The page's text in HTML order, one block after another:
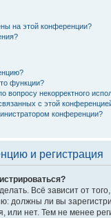
на этой конференции?
функции?
вопросу некорректного
с этой
конференции?
и регистрация
Всё зависит от
должны ли вы
или нет. Тем не менее